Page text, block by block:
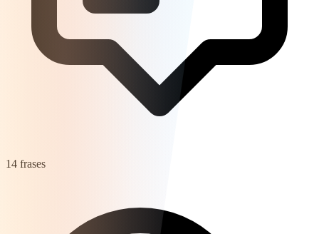
14 frases